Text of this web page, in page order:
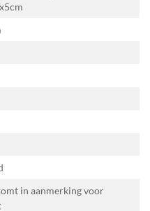
in aanmerking voor